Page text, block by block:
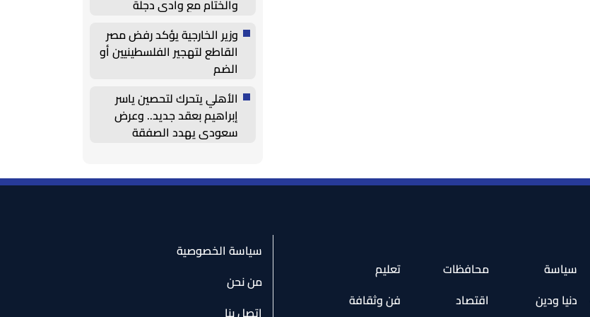
والختام مع وادي دجلة
وزير الخارجية يؤكد رفض مصر
القاطع لتهجير الفلسطينيين أو
الضم
الأهلي يتحرك لتحصين ياسر
إبراهيم بعقد جديد.. وعرض
سعودي يهدد الصفقة
سياسة محافظات
تعليم
دنيا ودين اقتصاد فن وثقافة
سياسة الخصوصية
من نحن